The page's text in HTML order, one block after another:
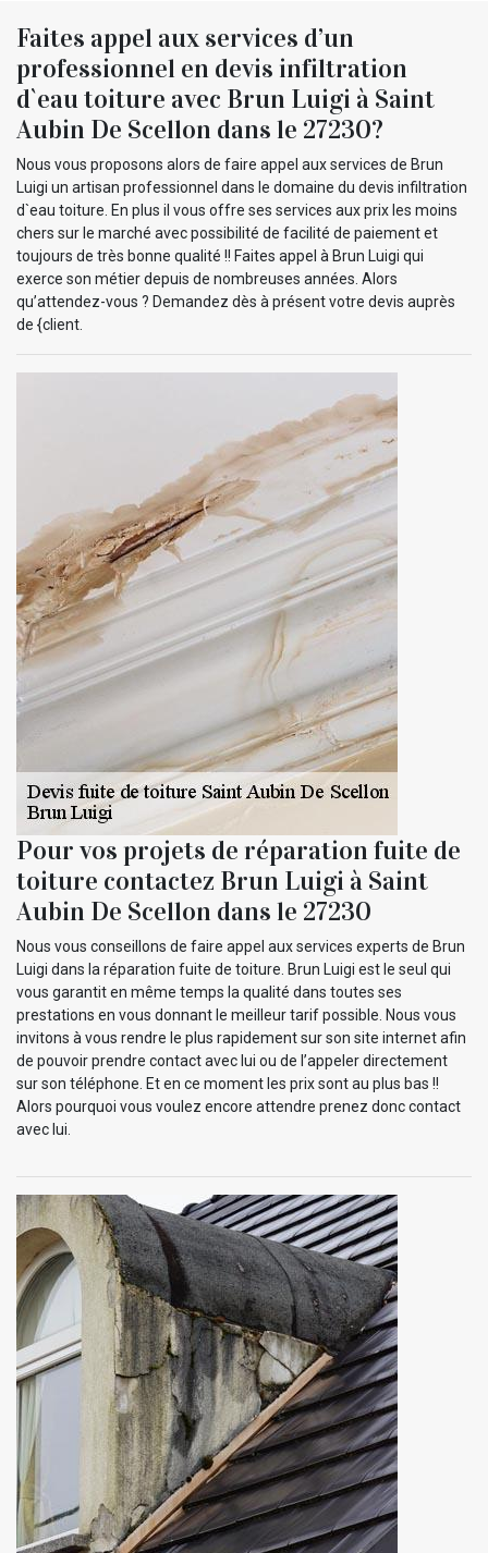
Faites appel aux services d’un
professionnel en devis infiltration
d`eau toiture avec Brun Luigi à Saint
Aubin De Scellon dans le 27230?
Nous vous proposons alors de faire appel aux services de Brun
Luigi un artisan professionnel dans le domaine du devis infiltration
d`eau toiture. En plus il vous offre ses services aux prix les moins
chers sur le marché avec possibilité de facilité de paiement et
toujours de très bonne qualité !! Faites appel à Brun Luigi qui
exerce son métier depuis de nombreuses années. Alors
qu’attendez-vous ? Demandez dès à présent votre devis auprès
de {client.
Pour vos projets de réparation fuite de
toiture contactez Brun Luigi à Saint
Aubin De Scellon dans le 27230
Nous vous conseillons de faire appel aux services experts de Brun
Luigi dans la réparation fuite de toiture. Brun Luigi est le seul qui
vous garantit en même temps la qualité dans toutes ses
prestations en vous donnant le meilleur tarif possible. Nous vous
invitons à vous rendre le plus rapidement sur son site internet afin
de pouvoir prendre contact avec lui ou de l’appeler directement
sur son téléphone. Et en ce moment les prix sont au plus bas !!
Alors pourquoi vous voulez encore attendre prenez donc contact
avec lui.